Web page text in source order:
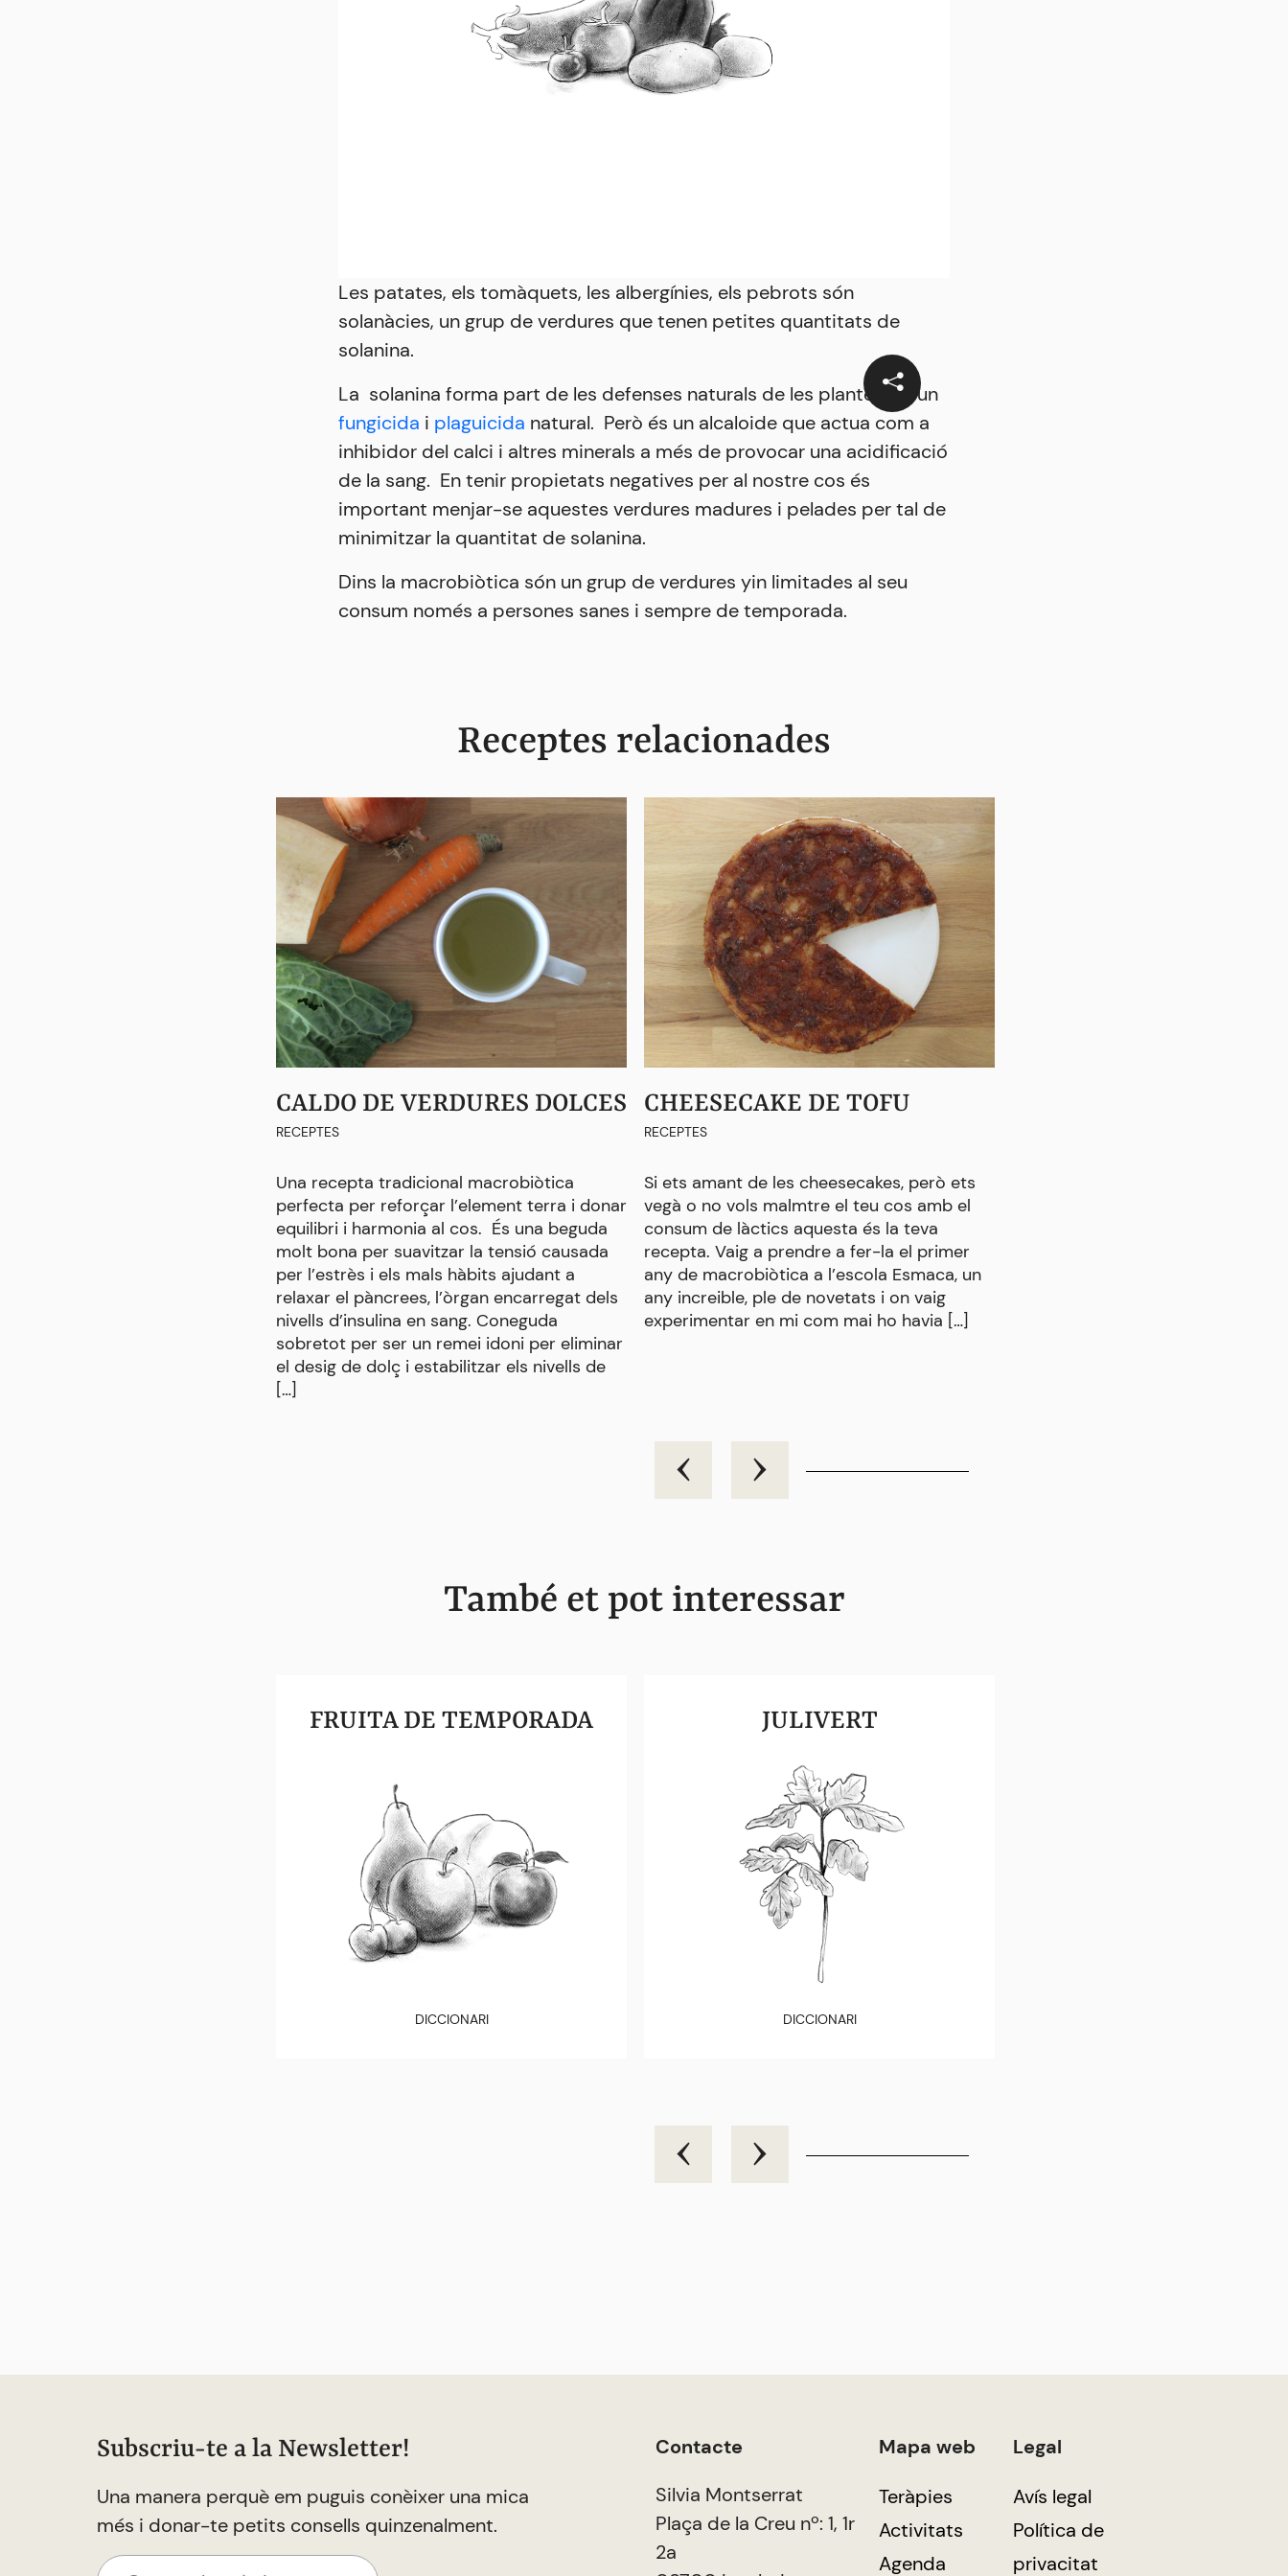
Les patates, els tomàquets, les albergínies, els pebrots són
solanàcies, un grup de verdures que tenen petites quantitats de
solanina.
La solanina forma part de les defenses naturals de les plantes, és un
fungicida i plaguicida natural. Però és un alcaloide que actua com a
inhibidor del calci i altres minerals a més de provocar una acidificació
de la sang. En tenir propietats negatives per al nostre cos és
important menjar-se aquestes verdures madures i pelades per tal de
minimitzar la quantitat de solanina.
Dins la macrobiòtica són un grup de verdures yin limitades al seu
consum només a persones sanes i sempre de temporada.
Receptes relacionades
CALDO DE VERDURES DOLCES
RECEPTES
Una recepta tradicional macrobiòtica
perfecta per reforçar l’element terra i donar
equilibri i harmonia al cos. És una beguda
molt bona per suavitzar la tensió causada
per l’estrès i els mals hàbits ajudant a
relaxar el pàncrees, l’òrgan encarregat dels
nivells d’insulina en sang. Coneguda
sobretot per ser un remei idoni per eliminar
el desig de dolç i estabilitzar els nivells de
[…]
CHEESECAKE DE TOFU
RECEPTES
Si ets amant de les cheesecakes, però ets
vegà o no vols malmtre el teu cos amb el
consum de làctics aquesta és la teva
recepta. Vaig a prendre a fer-la el primer
any de macrobiòtica a l’escola Esmaca, un
any increible, ple de novetats i on vaig
experimentar en mi com mai ho havia […]
També et pot interessar
FRUITA DE TEMPORADA
DICCIONARI
JULIVERT
DICCIONARI
Subscriu-te a la Newsletter!
Una manera perquè em puguis conèixer una mica
més i donar-te petits consells quinzenalment.
Contacte
Silvia Montserrat
Plaça de la Creu nº: 1, 1r
2a
Mapa web
Teràpies
Activitats
Agenda
Legal
Avís legal
Política de
privacitat